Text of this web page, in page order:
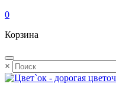
0
Корзина
×